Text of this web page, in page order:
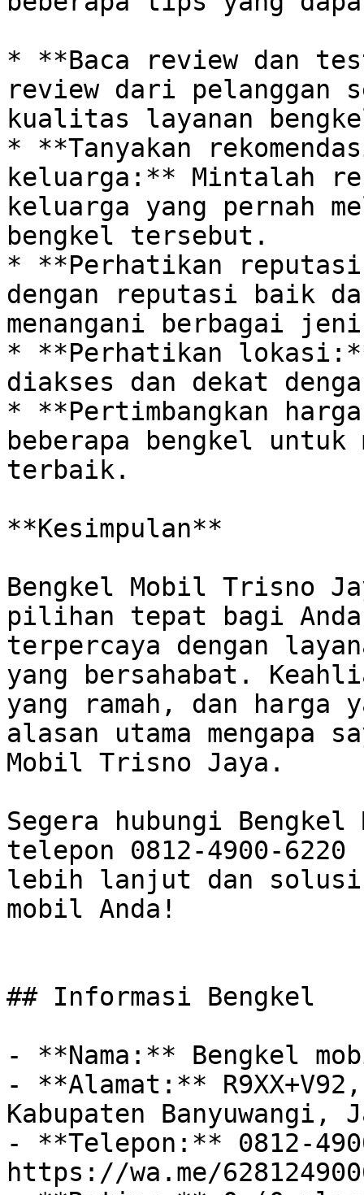
* **Baca review dan
review dari pelanggan
kualitas layanan
* **Tanyakan
keluarga:** Mintalah
keluarga yang pernah
bengkel tersebut.
* **Perhatikan
dengan reputasi baik
menangani berbagai
* **Perhatikan
diakses dan dekat
* **Pertimbangkan
beberapa bengkel untuk
terbaik.
**Kesimpulan**
Bengkel Mobil Trisno
pilihan tepat bagi
terpercaya dengan
yang bersahabat.
yang ramah, dan harga
alasan utama mengapa
Mobil Trisno Jaya.
Segera hubungi
telepon 0812-4900-
lebih lanjut dan solusi
mobil Anda!
## Informasi Bengkel
- **Nama:** Bengkel
- **Alamat:**
Kabupaten Banyuwangi,
- **Telepon:** 0812-
https://wa.me/